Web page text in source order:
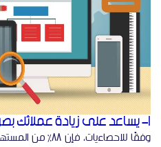
وفقًا للاحصاءيات،